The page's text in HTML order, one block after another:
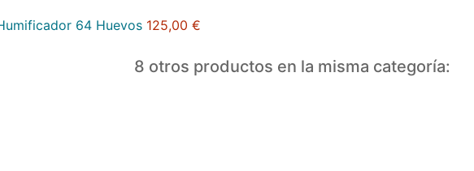
64 Huevos 125,00 €
8 otros productos en la misma categoría: